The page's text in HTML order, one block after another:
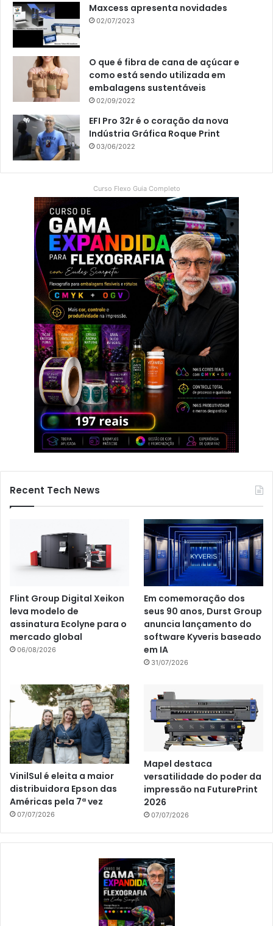
Maxcess apresenta novidades
02/07/2023
O que é fibra de cana de açúcar e
como está sendo utilizada em
embalagens sustentáveis
02/09/2022
EFI Pro 32r é o coração da nova
Indústria Gráfica Roque Print
03/06/2022
Curso Flexo Guia Completo
Recent Tech News
Flint Group Digital Xeikon
leva modelo de
assinatura Ecolyne para o
mercado global
06/08/2026
Em comemoração dos
seus 90 anos, Durst Group
anuncia lançamento do
software Kyveris baseado
em IA
31/07/2026
VinilSul é eleita a maior
distribuidora Epson das
Américas pela 7ª vez
07/07/2026
Mapel destaca
versatilidade do poder da
impressão na FuturePrint
2026
07/07/2026